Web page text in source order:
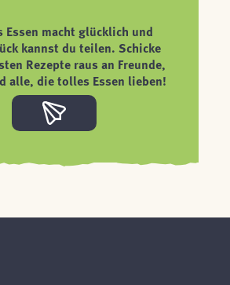
Essen macht glücklich und
kannst du teilen. Schicke
Rezepte raus an Freunde,
alle, die tolles Essen lieben!